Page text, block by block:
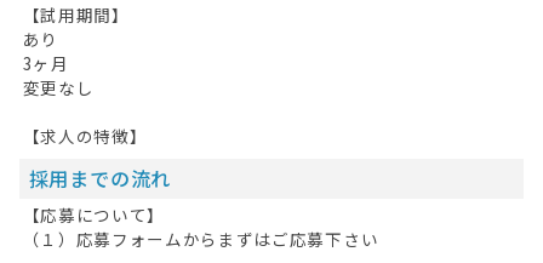
【試用期間】
あり
3ヶ月
変更なし
【求人の特徴】
採用までの流れ
【応募について】
（１）応募フォームからまずはご応募下さい